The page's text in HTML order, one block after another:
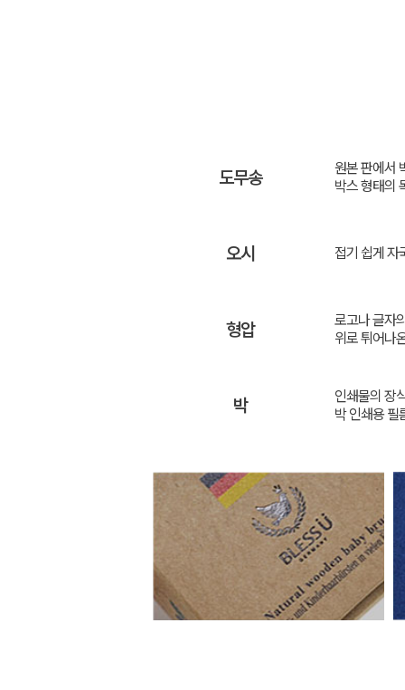
도무송
원본 판에서
박스 형태의
오시 접기 쉽게 자
형압
로고나 글자
위로 튀어나
박
인쇄물의 장
박 인쇄용 필